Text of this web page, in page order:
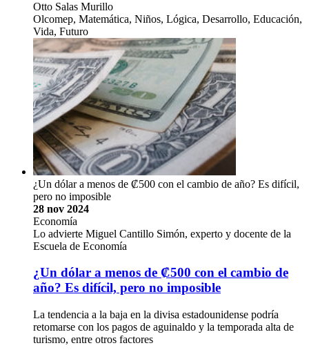
Otto Salas Murillo
Olcomep, Matemática, Niños, Lógica, Desarrollo, Educación,
Vida, Futuro
¿Un dólar a menos de ₡500 con el cambio de año? Es difícil,
pero no imposible
28 nov 2024
Economía
Lo advierte Miguel Cantillo Simón, experto y docente de la
Escuela de Economía
¿Un dólar a menos de ₡500 con el cambio de
año? Es difícil, pero no imposible
La tendencia a la baja en la divisa estadounidense podría
retomarse con los pagos de aguinaldo y la temporada alta de
turismo, entre otros factores